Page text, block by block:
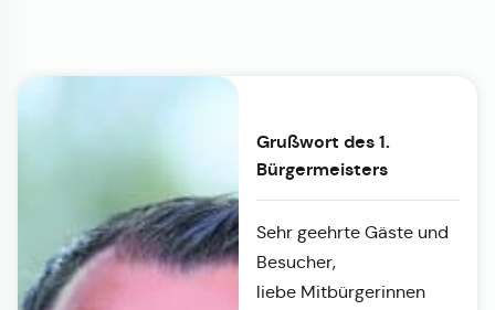
Grußwort des 1.
Bürgermeisters
Sehr geehrte Gäste und
Besucher,
liebe Mitbürgerinnen